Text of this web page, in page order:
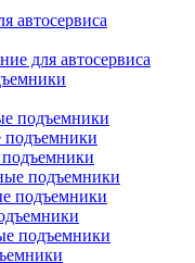
автосервиса
для автосервиса
подъемники
подъемники
подъемники
подъемники
подъемники